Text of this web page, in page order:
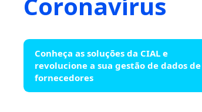
Conheça as soluções da CIAL e
revolucione a sua gestão de dados de
fornecedores